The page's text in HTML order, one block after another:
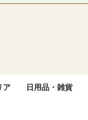
ア 日用品・雑貨